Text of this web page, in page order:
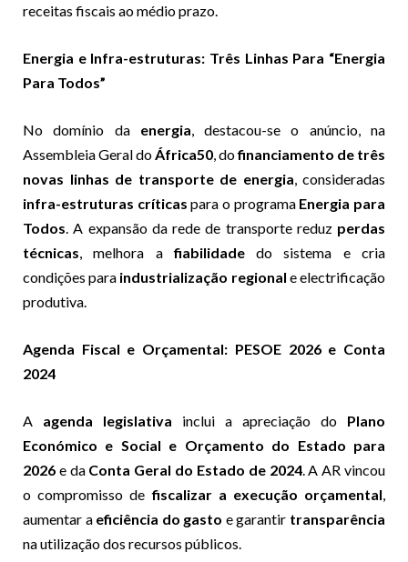
receitas fiscais ao médio prazo.
Energia e Infra-estruturas: Três Linhas Para “Energia
Para Todos”
No domínio da energia, destacou-se o anúncio, na
Assembleia Geral doÁfrica50, dofinanciamento de três
novas linhas de transporte de energia, consideradas
infra-estruturas críticas para o programa Energia para
Todos. A expansão da rede de transporte reduz perdas
técnicas, melhora afiabilidadedo sistema e cria
condições para industrialização regional e electrificação
produtiva.
Agenda Fiscal e Orçamental: PESOE 2026 e Conta
2024
A agenda legislativa inclui a apreciação do Plano
Económico e Social e Orçamento do Estado para
2026 e da Conta Geral do Estado de 2024. A AR vincou
o compromisso defiscalizar a execução orçamental,
aumentar a eficiência do gasto e garantir transparência
na utilização dos recursos públicos.